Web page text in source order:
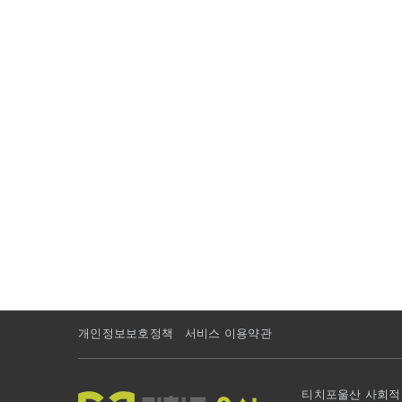
개인정보보호정책 서비스 이용약관
티치포울산 사회